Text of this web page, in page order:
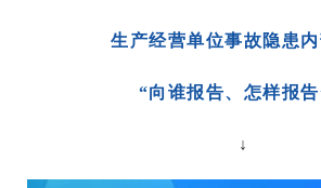
生产经营单位事故隐患
“向谁报告、怎样报告
↓